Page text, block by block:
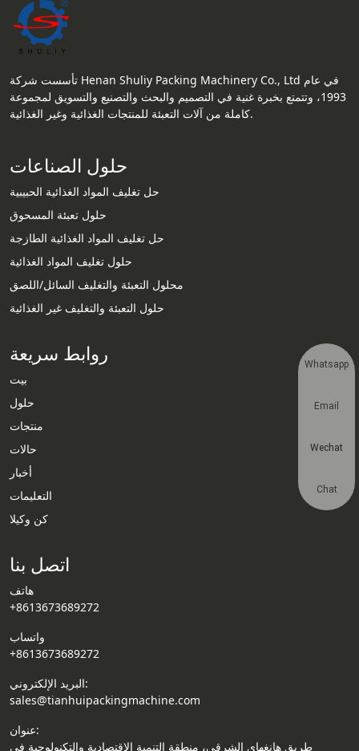
تأسست شركة Henan Shuliy Packing Machinery Co., Ltd في عام
1993، وتتمتع بخبرة غنية في التصميم والبحث والتصنيع والتسويق لمجموعة
كاملة من آلات التعبئة للمنتجات الغذائية وغير الغذائية.
حلول الصناعات
حل تغليف المواد الغذائية الحبيبية
حلول تعبئة المسحوق
حل تغليف المواد الغذائية الطازجة
حلول تغليف المواد الغذائية
محلول التعبئة والتغليف السائل/اللصق
حلول التعبئة والتغليف غير الغذائية
روابط سريعة
بيت
حلول
منتجات
حالات
أخبار
التعليمات
كن وكيلا
اتصل بنا
هاتف
+8613673689272
واتساب
+8613673689272
البريد الإلكتروني:
sales@tianhuipackingmachine.com
عنوان:
طريق هانغهاي الشرقي، منطقة التنمية الاقتصادية والتكنولوجية في
Whatsapp
Email
Wechat
Chat